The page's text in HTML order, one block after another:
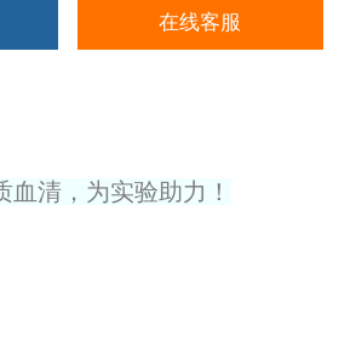
在线客服
清，为实验助力！